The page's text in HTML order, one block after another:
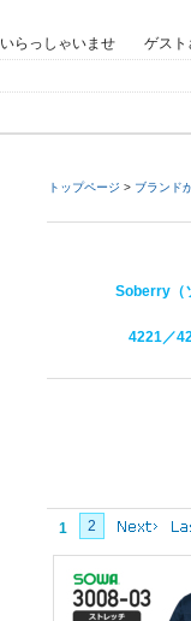
いらっしゃいませ ゲスト
トップページ > ブランド
Soberry（
4221／
1 2